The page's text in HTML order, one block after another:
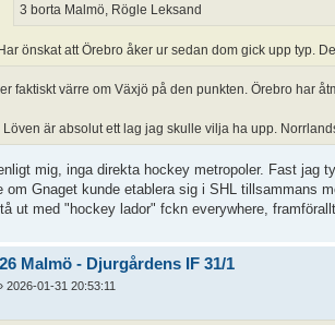
3 borta Malmö, Rögle Leksand
önskat att Örebro åker ur sedan dom gick upp typ.
faktiskt värre om Växjö på den punkten. Örebro har
Löven är absolut ett lag jag skulle vilja ha upp.
mig, inga direkta hockey metropoler. Fast jag
om Gnaget kunde etablera sig i SHL tillsammans
ut med "hockey lador" fckn everywhere,
Malmö - Djurgårdens IF 31/1
2026-01-31 20:53:11